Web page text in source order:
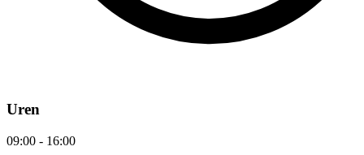
Uren
09:00 - 16:00